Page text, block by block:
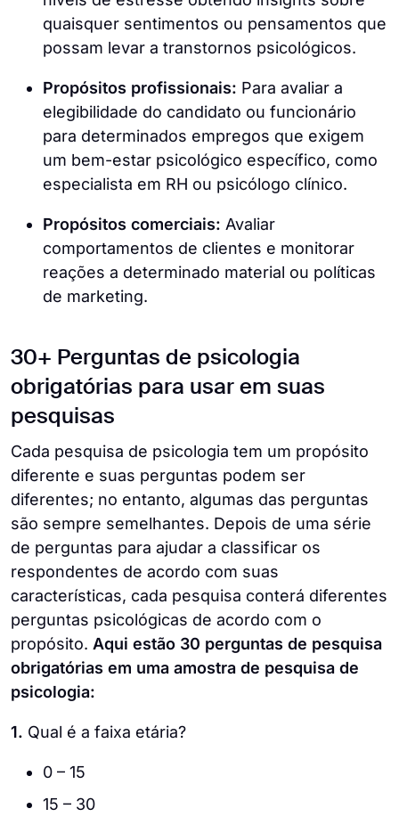
quaisquer sentimentos ou pensamentos que
possam levar a transtornos psicológicos.
Propósitos profissionais: Para avaliar a
elegibilidade do candidato ou funcionário
para determinados empregos que exigem
um bem-estar psicológico específico, como
especialista em RH ou psicólogo clínico.
Propósitos comerciais: Avaliar
comportamentos de clientes e monitorar
reações a determinado material ou políticas
de marketing.
30+ Perguntas de psicologia
obrigatórias para usar em suas
pesquisas
Cada pesquisa de psicologia tem um propósito
diferente e suas perguntas podem ser
diferentes; no entanto, algumas das perguntas
são sempre semelhantes. Depois de uma série
de perguntas para ajudar a classificar os
respondentes de acordo com suas
características, cada pesquisa conterá diferentes
perguntas psicológicas de acordo com o
propósito. Aqui estão 30 perguntas de pesquisa
obrigatórias em uma amostra de pesquisa de
psicologia:
1. Qual é a faixa etária?
0 – 15
15 – 30